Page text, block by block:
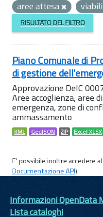
aree attesa
RISULTATO DEL FILTRO
Piano Comunale di
di gestione
Approvazione DelC
Aree accoglienza, aree
emergenza, zone di
ammassamento
KML GeoJSON ZIP Excel XLSX
E' possibile inoltre accedere
Documentazione API).
Informazioni OpenData
Lista cataloghi